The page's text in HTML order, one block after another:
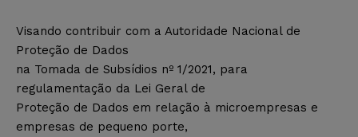
Visando contribuir com a Autoridade Nacional de
Proteção de Dados
na Tomada de Subsídios nº 1/2021, para
regulamentação da Lei Geral de
Proteção de Dados em relação à microempresas e
empresas de pequeno porte,